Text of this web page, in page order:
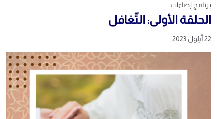
برنامج إضاءات
الحلقة الأولى: التّغافل
22 أيلول 2023